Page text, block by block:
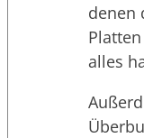
denen
alles